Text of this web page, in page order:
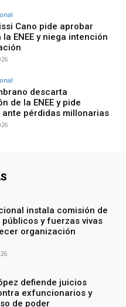
Cano pide aprobar
ENEE y niega intención
descarta
de la ENEE y pide
pérdidas millonarias
instala comisión de
públicos y fuerzas vivas
organización
defiende juicios
exfuncionarios y
de poder